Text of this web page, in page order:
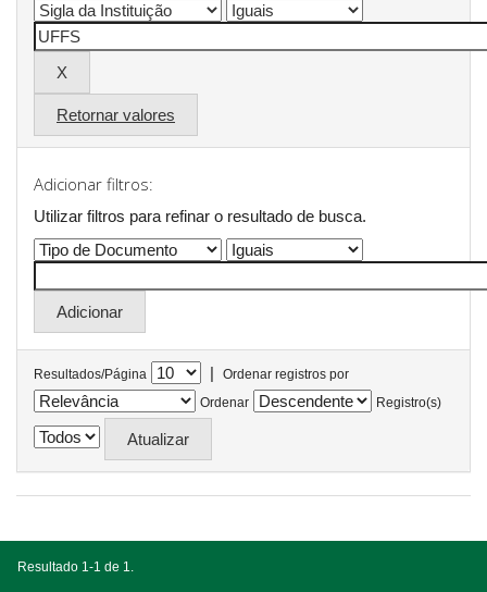
Retornar valores
Adicionar filtros:
Utilizar filtros para refinar o resultado de busca.
Resultados/Página |
Ordenar registros por
Ordenar
Registro(s)
Resultado 1-1 de 1.